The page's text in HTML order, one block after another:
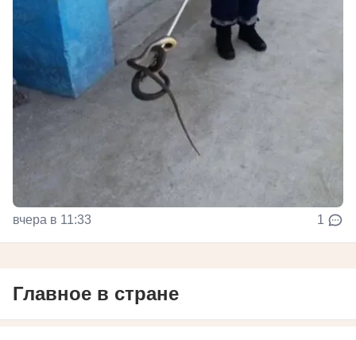
вчера в 11:33 1
Главное в стране